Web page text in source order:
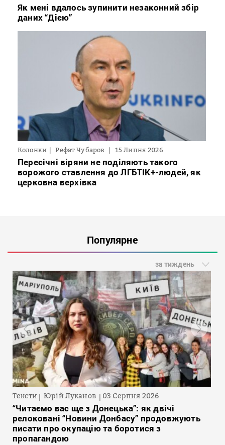
Як мені вдалось зупинити незаконний збір
даних “Дією”
Колонки Рефат Чубаров 15 Липня 2026
Пересічні віряни не поділяють такого
ворожого ставлення до ЛГБТІК+-людей, як
церковна верхівка
Популярне
за тиждень
Тексти Юрій Луканов 03 Серпня 2026
“Читаємо вас ще з Донецька”: як двічі
релоковані “Новини Донбасу” продовжують
писати про окупацію та боротися з
пропагандою